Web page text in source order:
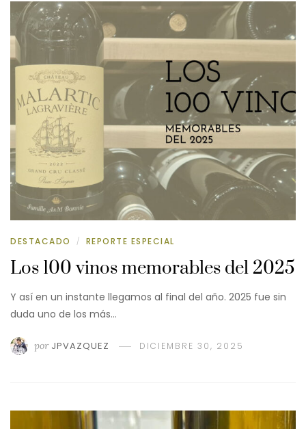
DESTACADO / REPORTE ESPECIAL
Los 100 vinos memorables del 2025
Y así en un instante llegamos al final del año. 2025 fue sin
duda uno de los más…
por JPVAZQUEZ DICIEMBRE 30, 2025